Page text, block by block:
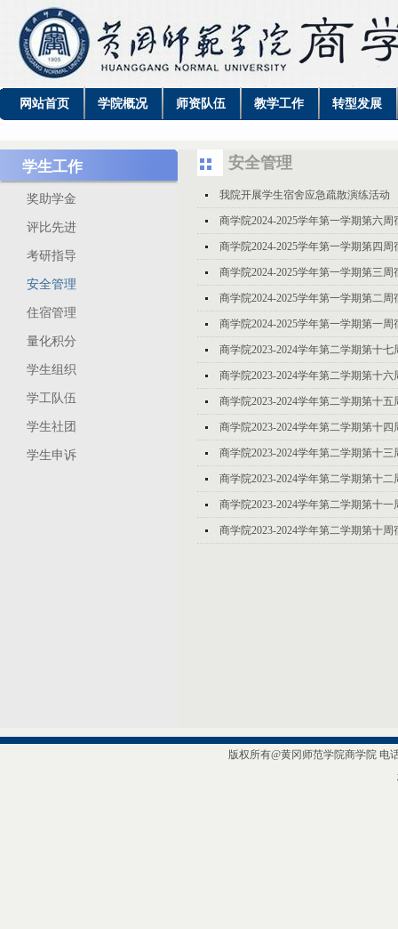
网站首页 学院概况 师资队伍 教学工作 转型发展
学生工作
奖助学金
评比先进
考研指导
安全管理
住宿管理
量化积分
学生组织
学工队伍
学生社团
学生申诉
安全管理
我院开展学生宿舍应急疏散演练活动
商学院2024-2025学年第一学期第六
商学院2024-2025学年第一学期第四
商学院2024-2025学年第一学期第三
商学院2024-2025学年第一学期第二
商学院2024-2025学年第一学期第一
商学院2023-2024学年第二学期第十
商学院2023-2024学年第二学期第十
商学院2023-2024学年第二学期第十
商学院2023-2024学年第二学期第十
商学院2023-2024学年第二学期第十
商学院2023-2024学年第二学期第十
商学院2023-2024学年第二学期第十
商学院2023-2024学年第二学期第十
版权所有@黄冈师范学院商学院 电